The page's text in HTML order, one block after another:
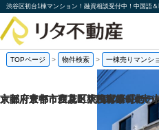
TOPページ > 物件検索 > 一棟売りマンシ
京都府京都市伏見区桃山町泰長老の
京都府京都市西京区大枝塚原町の一
京都府京都市左京区下鴨宮崎町の一
大阪府豊中市立花町1丁目の一棟売